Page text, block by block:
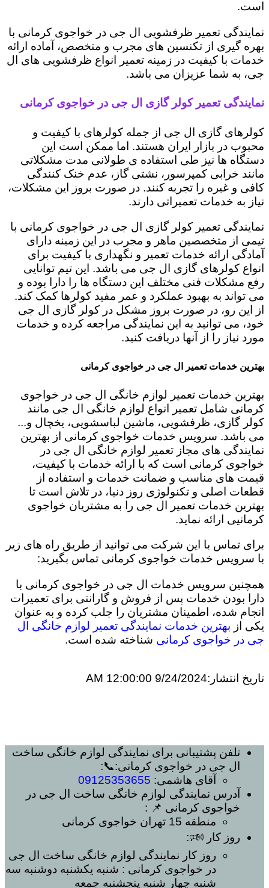
است.
نمایندگی تعمیر ظرفشویی ال جی در خواجوی کرمانی با
بهره گیری از تکنسین های مجرب و متخصص، آماده ارائه
خدمات با کیفیت در زمینه تعمیر انواع ظرفشویی های ال
جی، به شما عزیزان می باشد.
نمایندگی تعمیر کولر گازی ال جی در خواجوی کرمانی
کولرهای گازی ال جی از جمله کولرهای با کیفیت و
محبوب در بازار ایران هستند. اما ممکن است این
دستگاه ها نیز طی استفاده ی طولانی مدت مشکلاتی
مانند خرابی کمپرسور، نشتی گاز، عدم خنک کنندگی
کافی و غیره را تجربه کنند. در صورت بروز این مشکلات،
نیاز به خدمات تعمیراتی دارند.
نمایندگی تعمیر کولر گازی ال جی در خواجوی کرمانی با
تیمی از متخصصین ماهر و مجرب در این زمینه دارای
آمادگی ارائه خدمات تعمیر و نگهداری با کیفیت برای
انواع کولرهای گازی ال جی می باشد. این تیم توانایی
رفع مشکلات فنی مختلف این دستگاه ها را دارا بوده و
می تواند به بهبود عملکرد و عمر مفید کولرها کمک کند.
از این رو، در صورت بروز مشکل در کولر گازی ال جی
خود، می توانید به این نمایندگی مراجعه کرده و خدمات
مورد نیاز را از آنها دریافت کنید.
بهترین خدمات تعمیر ال جی در خواجوی کرمانی
بهترین خدمات تعمیر لوازم خانگی ال جی در خواجوی
کرمانی شامل تعمیر انواع لوازم خانگی ال جی مانند
کولر گازی، ظرفشویی، ماشین لباسشویی، یخچال و...
می باشد. سرویس خدمات خواجوی کرمانی از بهترین
نمایندگی های مجاز تعمیر لوازم خانگی ال جی در
خواجوی کرمانی است که با ارائه خدمات با کیفیت،
قیمت های مناسب و ضمانت خدمات و استفاده از
قطعات اصلی و تکنولوژی روز دنیا، در تلاش است تا
بهترین خدمات تعمیر ال جی را به مشتریان خواجوی
کرمانیی ارائه نماید.
برای تماس با این شرکت می توانید از طریق راه های زیر
با سرویس خدمات خواجوی کرمانی تماس بگیرید:
همچنین سرویس خدمات ال جی در خواجوی کرمانی با
دارا بودن خدمات پس از فروش و گارانتی برای تعمیرات
انجام شده، اطمینان مشتریان را جلب کرده و به عنوان
یکی از بهترین خدمات نمایندگی تعمیر لوازم خانگی ال
جی در خواجوی کرمانی شناخته شده است.
تاریخ انتشار:9/24/2024 12:00:00 AM
تلفن پشتیبانی برای نمایندگی لوازم خانگی ساخت
ال جی در خواجوی کرمانی:📞:
آقای هاشمی: 09125353655
آدرس نمایندگی لوازم خانگی ساخت ال جی در
خواجوی کرمانی 📌 :
منطقه 15 تهران
خواجوی کرمانی
روز کار 🕬:
روز کار نمایندگی لوازم خانگی ساخت ال جی
در خواجوی کرمانی : شنبه یکشنبه دوشنبه سه
شنبه چهار شنبه پنجشنبه جمعه